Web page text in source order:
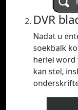
DVR
Nadat u
soekbalk
herlei word
kan stel,